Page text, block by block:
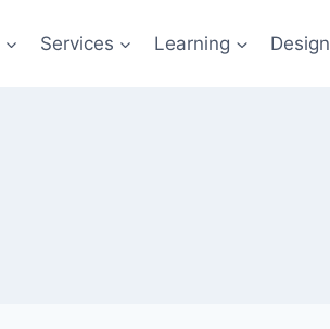
Services Learning Design